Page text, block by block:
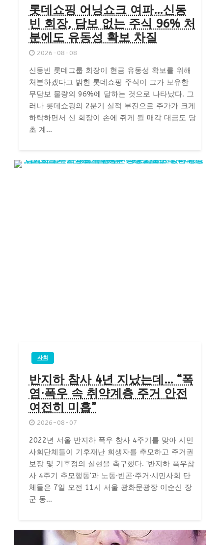
롯데쇼핑 어닝쇼크 여파…신동
빈 회장, 담보 없는 주식 96% 처
분에도 유동성 확보 차질
2026-08-08
신동빈 롯데그룹 회장이 현금 유동성 확보를 위해
처분하겠다고 밝힌 롯데쇼핑 주식이 그가 보유한
무담보 물량의 96%에 달하는 것으로 나타났다. 그
러나 롯데쇼핑의 2분기 실적 부진으로 주가가 크게
하락하면서 신 회장이 손에 쥐게 될 매각 대금도 당
초 계...
사회
반지하 참사 4년 지났는데… “폭
염·폭우 속 취약계층 주거 안전
여전히 미흡”
2026-08-07
2022년 서울 반지하 폭우 참사 4주기를 맞아 시민
사회단체들이 기후재난 희생자를 추모하고 주거권
보장 및 기후정의 실현을 촉구했다. '반지하 폭우참
사 4주기 추모행동'과 노동·빈곤·주거·시민사회 단
체들은 7일 오전 11시 서울 광화문광장 이순신 장
군 동...